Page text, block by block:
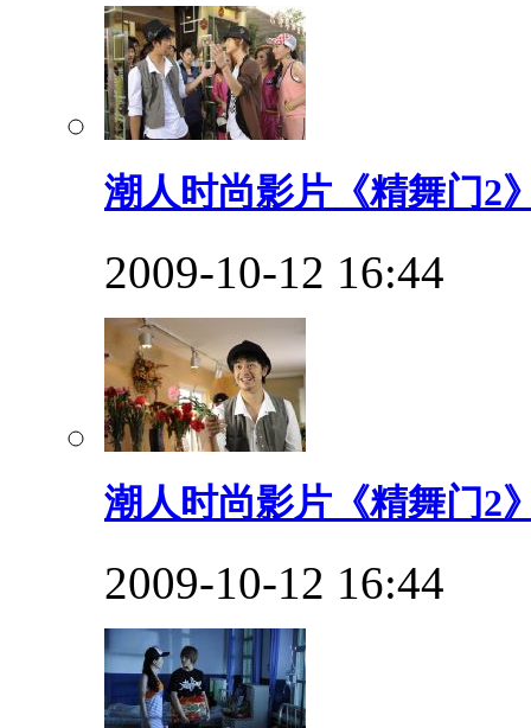
潮人时尚影片《精舞门2
2009-10-12 16:44
潮人时尚影片《精舞门2
2009-10-12 16:44